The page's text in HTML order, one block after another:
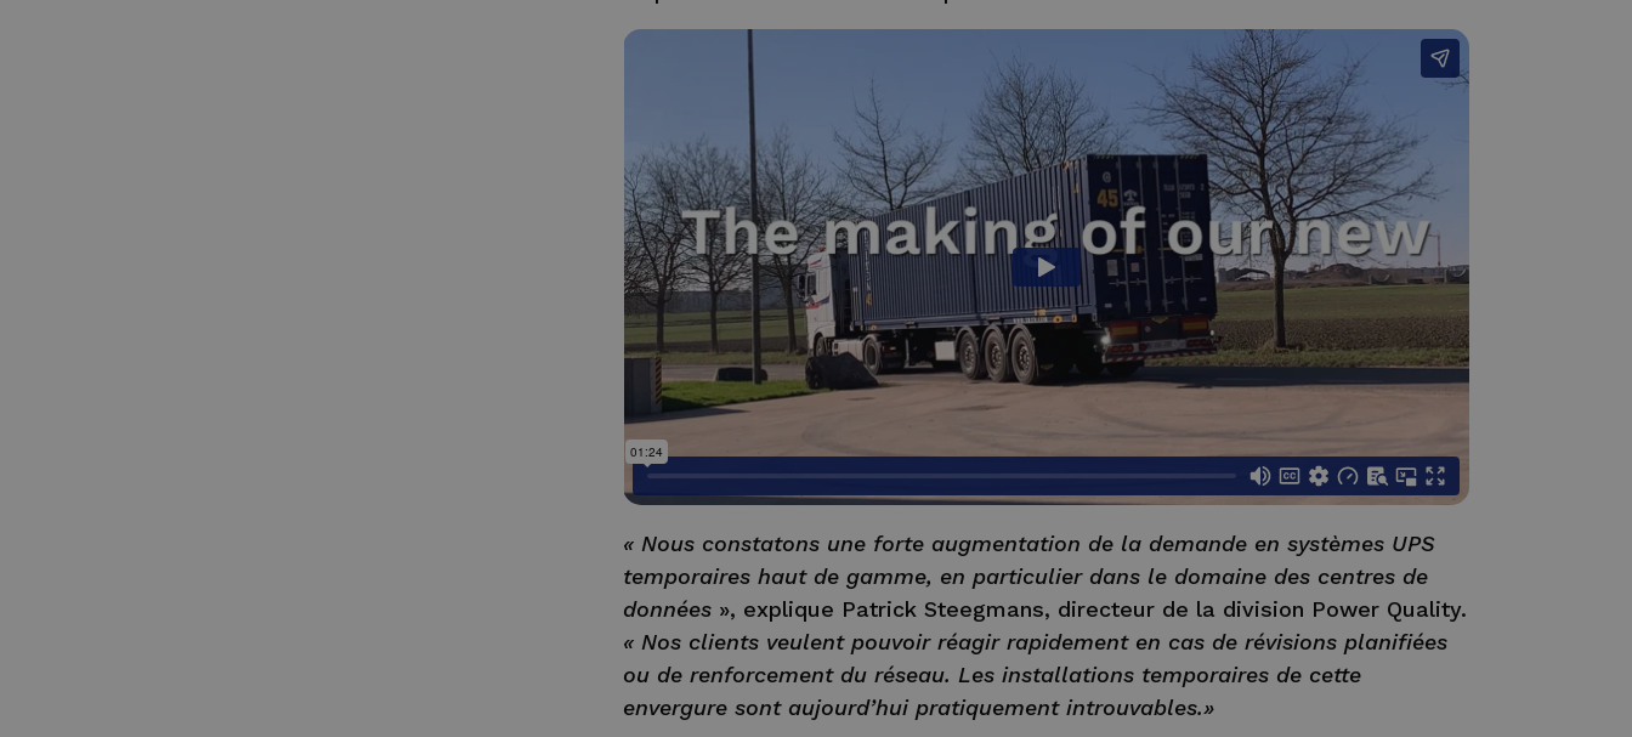
« Nous constatons une forte augmentation de la demande en systèmes UPS
temporaires haut de gamme, en particulier dans le domaine des centres de
données», explique Patrick Steegmans, directeur de la division Power Quality.
« Nos clients veulent pouvoir réagir rapidement en cas de révisions planifiées
ou de renforcement du réseau. Les installations temporaires de cette
envergure sont aujourd’hui pratiquement introuvables.»